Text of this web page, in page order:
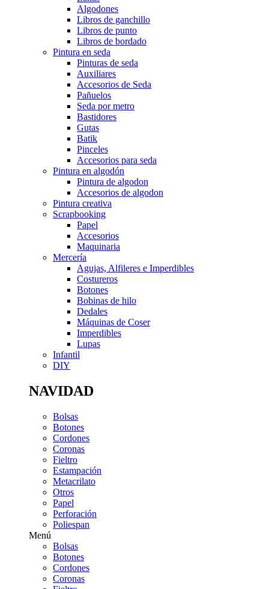
Algodones
Libros de ganchillo
Libros de punto
Libros de bordado
Pintura en seda
Pinturas de seda
Auxiliares
Accesorios de Seda
Pañuelos
Seda por metro
Bastidores
Gutas
Batik
Pinceles
Accesorios para seda
Pintura en algodón
Pintura de algodon
Accesorios de algodon
Pintura creativa
Scrapbooking
Papel
Accesorios
Maquinaria
Mercería
Agujas, Alfileres e Imperdibles
Costureros
Botones
Bobinas de hilo
Dedales
Máquinas de Coser
Imperdibles
Lupas
Infantil
DIY
NAVIDAD
Bolsas
Botones
Cordones
Coronas
Fieltro
Estampación
Metacrilato
Otros
Papel
Perforación
Poliespan
Menú
Bolsas
Botones
Cordones
Coronas